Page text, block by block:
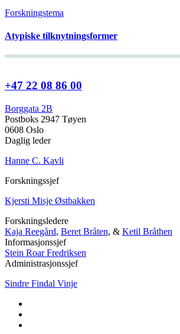
Forskningstema
Atypiske tilknytningsformer
+47 22 08 86 00
Borggata 2B
Postboks 2947 Tøyen
0608 Oslo
Daglig leder
Hanne C. Kavli
Forskningssjef
Kjersti Misje Østbakken
Forskningsledere
Kaja Reegård, Beret Bråten, & Ketil Bråthen
Informasjonssjef
Stein Roar Fredriksen
Administrasjonssjef
Sindre Findal Vinje